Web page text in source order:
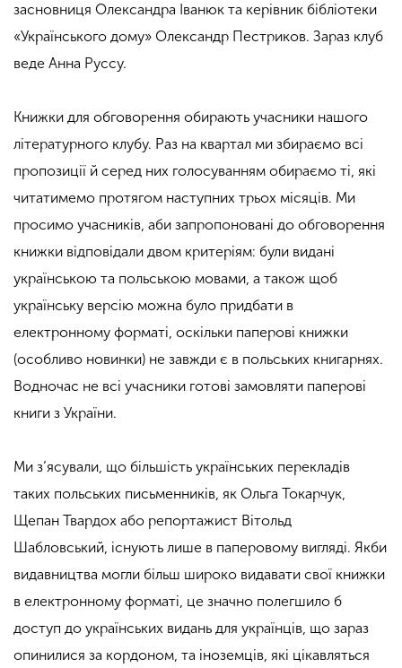
засновниця Олександра Іванюк та керівник бібліотеки
«Українського дому» Олександр Пестриков. Зараз клуб
веде Анна Руссу.
Книжки для обговорення обирають учасники нашого
літературного клубу. Раз на квартал ми збираємо всі
пропозиції й серед них голосуванням обираємо ті, які
читатимемо протягом наступних трьох місяців. Ми
просимо учасників, аби запропоновані до обговорення
книжки відповідали двом критеріям: були видані
українською та польською мовами, а також щоб
українську версію можна було придбати в
електронному форматі, оскільки паперові книжки
(особливо новинки) не завжди є в польських книгарнях.
Водночас не всі учасники готові замовляти паперові
книги з України.
Ми з’ясували, що більшість українських перекладів
таких польських письменників, як Ольга Токарчук,
Щепан Твардох або репортажист Вітольд
Шабловський, існують лише в паперовому вигляді. Якби
видавництва могли більш широко видавати свої книжки
в електронному форматі, це значно полегшило б
доступ до українських видань для українців, що зараз
опинилися за кордоном, та іноземців, які цікавляться